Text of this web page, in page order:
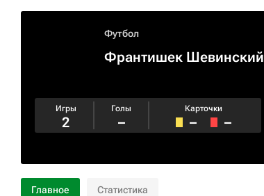
Футбол
Франтишек Шевинский
Игры
2
Голы
–
Карточки
– –
Главное Статистика